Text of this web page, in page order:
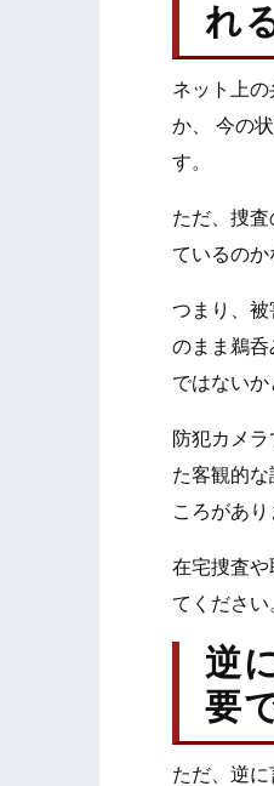
れ
ネット上
か、 今の
す。
ただ、捜
ているのか
つまり、
のまま鵜
ではないか
防犯カメ
た客観的
ころがあり
在宅捜査や
てください
逆
要
ただ、逆